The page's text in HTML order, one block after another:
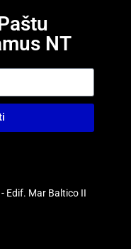
NT
Edif. Mar Baltico II